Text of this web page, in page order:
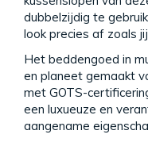
dubbelzijdig te
look precies af zoals
Het beddengoed in
en planeet gemaakt
met GOTS-
een luxueuze en
aangename